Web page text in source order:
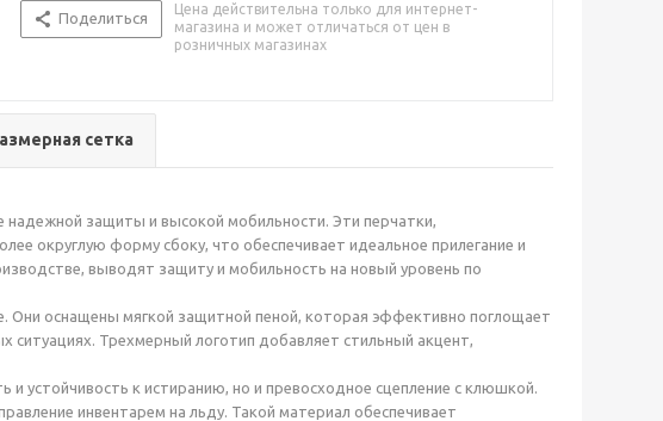
Поделиться
Цена действительна только для интернет-
магазина и может отличаться от цен в
розничных магазинах
сетка
защиты и высокой мобильности. Эти перчатки,
округлую форму сбоку, что обеспечивает идеальное прилегание и
выводят защиту и мобильность на новый уровень по
Они оснащены мягкой защитной пеной, которая эффективно поглощает
ситуациях. Трехмерный логотип добавляет стильный акцент,
устойчивость к истиранию, но и превосходное сцепление с клюшкой.
инвентарем на льду. Такой материал обеспечивает